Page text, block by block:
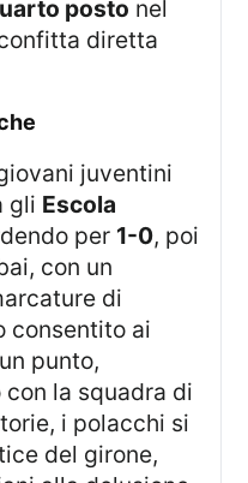
posto nel
diretta
gli Escola
per 1-0, poi
con un
di
consentito ai
punto,
la squadra di
i polacchi si
del girone,